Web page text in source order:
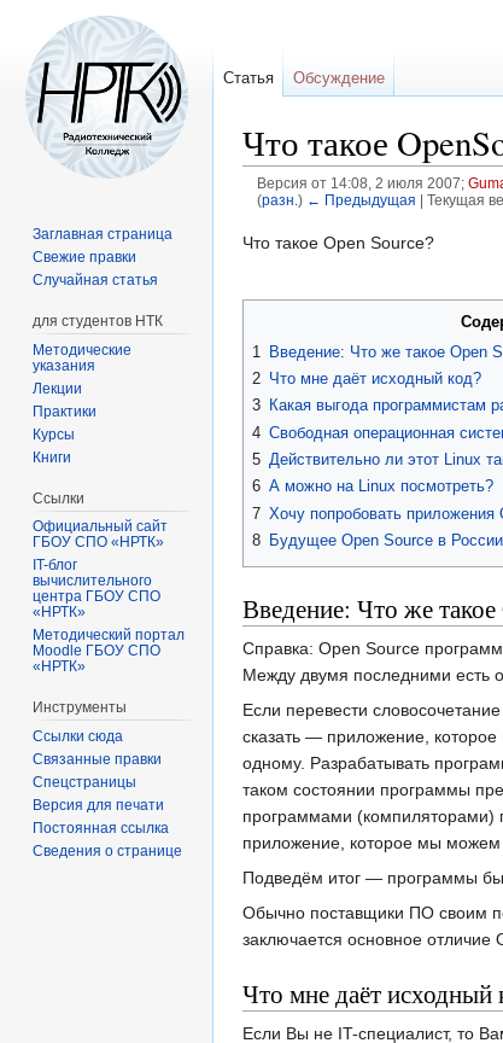
Что такое
Версия от 14:08, 2 июля 2007;
(разн. ) ← Предыдущая | Текущая
Перейти
Перейти
Что такое Open Source?
1
Введение: Что же такое Open
2 Что мне даёт исходный код?
3 Какая выгода программистам
4 Свободная операционная
5 Действительно ли этот Linux
6 А можно на Linux посмотреть?
7 Хочу попробовать приложения
8 Будущее Open Source в России
Введение: Что же такое
Справка: Open Source
Между двумя последними есть
Если перевести
сказать — приложение,
одному. Разрабатывать
таком состоянии программы
программами (компиляторами)
приложение, которое мы можем
Подведём итог — программы
Обычно поставщики ПО своим
заключается основное
Что мне даёт исходный
Если Вы не IT-специалист, то
Статья Обсуждение
Заглавная страница
Свежие правки
Случайная статья
для студентов НТК
Методические
указания
Лекции
Практики
Курсы
Книги
Ссылки
Официальный сайт
ГБОУ СПО «НРТК»
IT-блог
вычислительного
центра ГБОУ СПО
«НРТК»
Методический портал
Moodle ГБОУ СПО
«НРТК»
Инструменты
Ссылки сюда
Связанные правки
Спецстраницы
Версия для печати
Постоянная ссылка
Сведения о странице